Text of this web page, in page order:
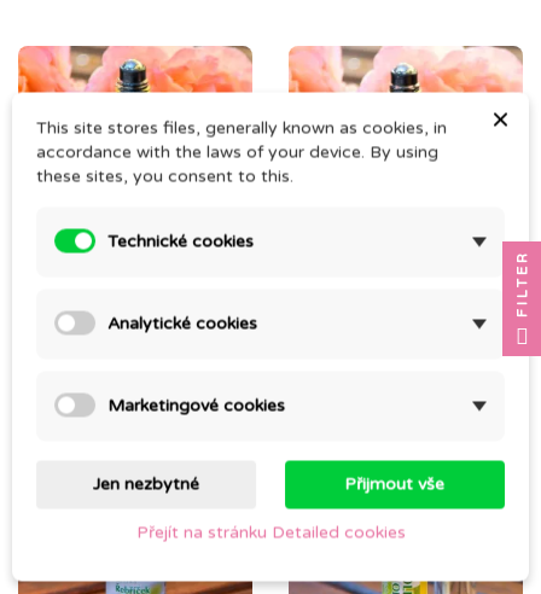
ROSE IM-PULS OIL
×
This site stores files, generally known as cookies, in
accordance with the laws of your device. By using
these sites, you consent to this.
Technické cookies
Analytické cookies
Marketingové cookies
Jen nezbytné Přijmout vše
Přejít na stránku Detailed cookies
FILTER